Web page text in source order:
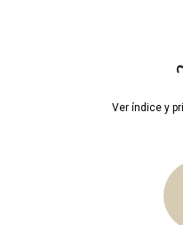
Ver índice y